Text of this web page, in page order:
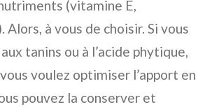
(vitamine E,
Alors, à vous de choisir. Si vous
tanins ou à l’acide phytique,
voulez optimiser l’apport en
pouvez la conserver et